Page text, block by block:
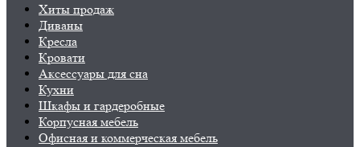
Хиты продаж
Диваны
Кресла
Кровати
Аксессуары для сна
Кухни
Шкафы и гардеробные
Корпусная мебель
Офисная и коммерческая мебель